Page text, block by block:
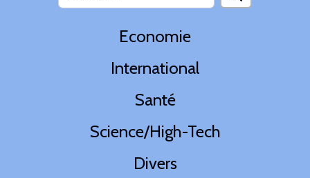
Economie
International
Santé
Science/High-Tech
Divers